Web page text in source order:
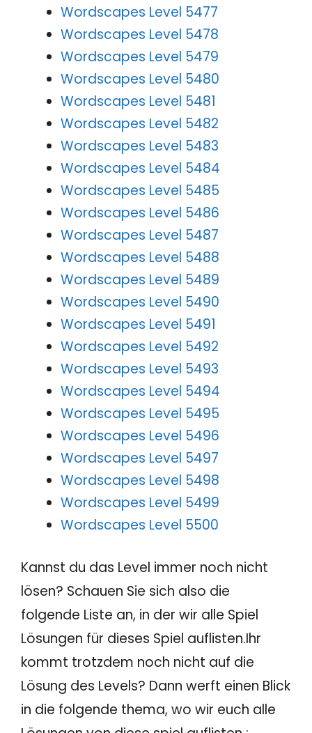
Wordscapes Level 5477
Wordscapes Level 5478
Wordscapes Level 5479
Wordscapes Level 5480
Wordscapes Level 5481
Wordscapes Level 5482
Wordscapes Level 5483
Wordscapes Level 5484
Wordscapes Level 5485
Wordscapes Level 5486
Wordscapes Level 5487
Wordscapes Level 5488
Wordscapes Level 5489
Wordscapes Level 5490
Wordscapes Level 5491
Wordscapes Level 5492
Wordscapes Level 5493
Wordscapes Level 5494
Wordscapes Level 5495
Wordscapes Level 5496
Wordscapes Level 5497
Wordscapes Level 5498
Wordscapes Level 5499
Wordscapes Level 5500
Kannst du das Level immer noch nicht
lösen? Schauen Sie sich also die
folgende Liste an, in der wir alle Spiel
Lösungen für dieses Spiel auflisten.Ihr
kommt trotzdem noch nicht auf die
Lösung des Levels? Dann werft einen Blick
in die folgende thema, wo wir euch alle